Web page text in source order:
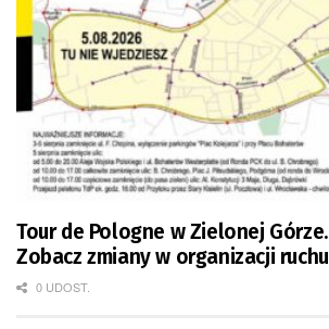
Tour de Pologne w Zielonej Górze.
Zobacz zmiany w organizacji ruchu
0 UDOST.